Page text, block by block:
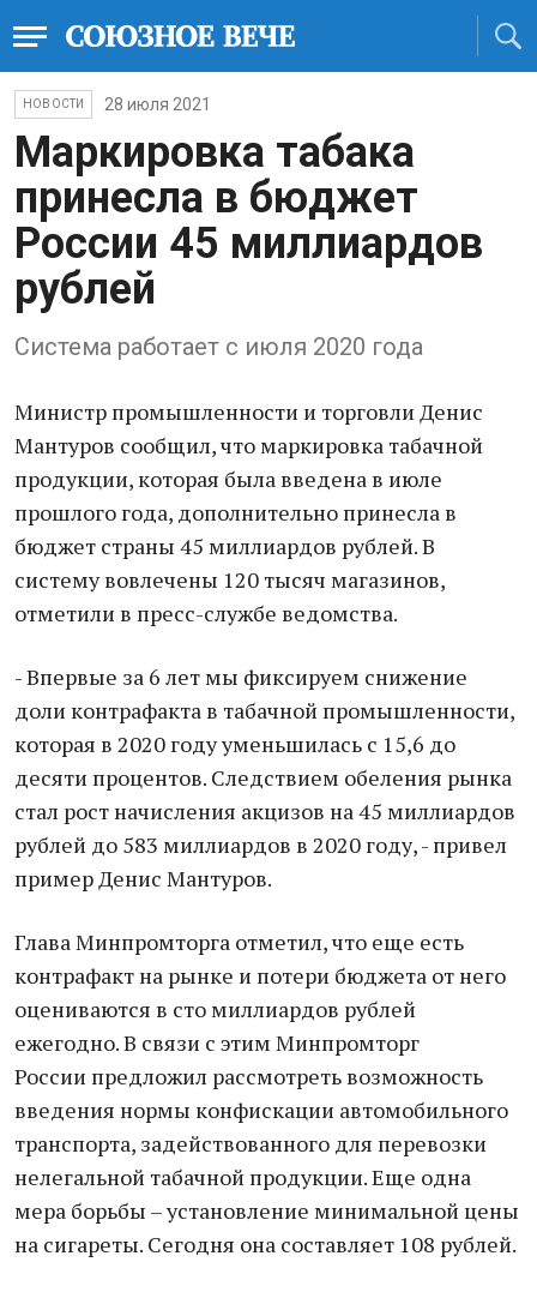
НОВОСТИ 28 июля 2021
Маркировка табака
принесла в бюджет
России 45 миллиардов
рублей
Система работает с июля 2020 года
Министр промышленности и торговли Денис
Мантуров сообщил, что маркировка табачной
продукции, которая была введена в июле
прошлого года, дополнительно принесла в
бюджет страны 45 миллиардов рублей. В
систему вовлечены 120 тысяч магазинов,
отметили в пресс-службе ведомства.
- Впервые за 6 лет мы фиксируем снижение
доли контрафакта в табачной промышленности,
которая в 2020 году уменьшилась с 15,6 до
десяти процентов. Следствием обеления рынка
стал рост начисления акцизов на 45 миллиардов
рублей до 583 миллиардов в 2020 году, - привел
пример Денис Мантуров.
Глава Минпромторга отметил, что еще есть
контрафакт на рынке и потери бюджета от него
оцениваются в сто миллиардов рублей
ежегодно. В связи с этим Минпромторг
России предложил рассмотреть возможность
введения нормы конфискации автомобильного
транспорта, задействованного для перевозки
нелегальной табачной продукции. Еще одна
мера борьбы – установление минимальной цены
на сигареты. Сегодня она составляет 108 рублей.